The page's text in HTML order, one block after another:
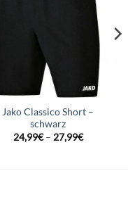
Jako Classico Short –
schwarz
24,99€– 27,99€